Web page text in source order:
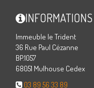
Immeuble le Trident
36 Rue Paul Cézanne
BP.1057
68051 Mulhouse Cedex
03 89 56 33 89